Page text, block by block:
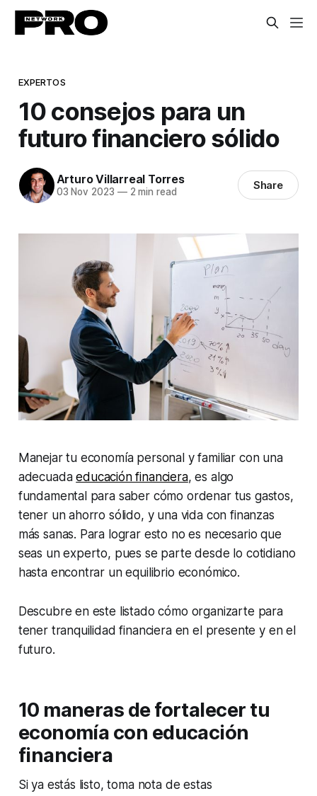
EXPERTOS
10 consejos para un
futuro financiero sólido
Arturo Villarreal Torres
03 Nov 2023 —2 min read Share
Manejar tu economía personal y familiar con una
adecuadaeducación financiera, es algo
fundamental para saber cómo ordenar tus gastos,
tener un ahorro sólido, y una vida con finanzas
más sanas. Para lograr esto no es necesario que
seas un experto, pues se parte desde lo cotidiano
hasta encontrar un equilibrio económico.
Descubre en este listado cómo organizarte para
tener tranquilidad financiera en el presente y en el
futuro.
10 maneras de fortalecer tu
economía con educación
financiera
Si ya estás listo, toma nota de estas